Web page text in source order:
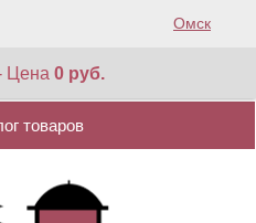
Омск
Цена0 руб.
товаров